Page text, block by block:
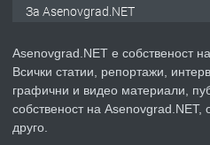
ПРЕДЛАГА Кутии с
За Asenovgrad.NET
Asenovgrad.NET е
Всички статии, репортажи,
графични и видео материали,
собственост на Asenovgrad.NET,
друго.